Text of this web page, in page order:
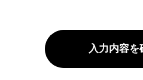
入力内容を